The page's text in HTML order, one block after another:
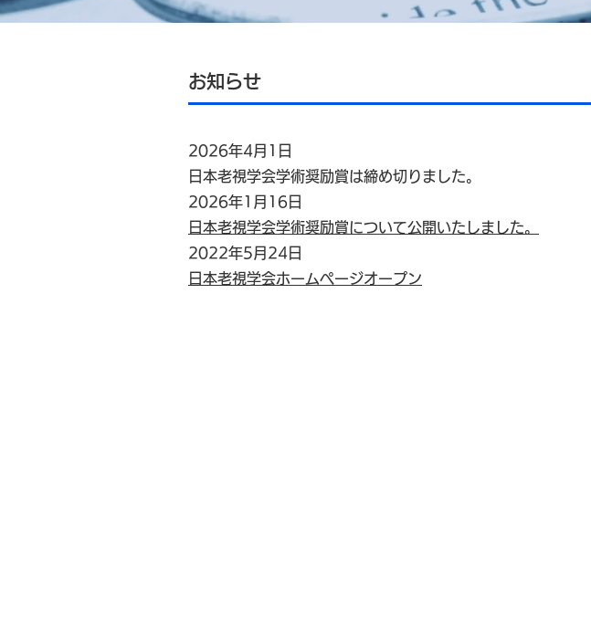
​お知らせ
2026年4月1日
​日本老視学会学術奨励賞は締め切りました。
2026年1月16日
日本老視学会学術奨励賞について公開いたしました。
2022年5月24日
日本老視学会ホームページオープン